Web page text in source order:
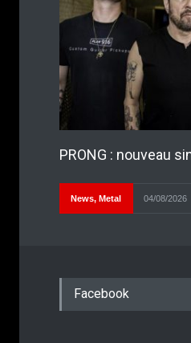
PRONG : nouveau
News, Metal 04/08/2026
Facebook